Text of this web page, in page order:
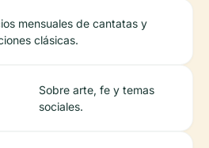
mensuales de cantatas y
clásicas.
Sobre arte, fe y temas
sociales.